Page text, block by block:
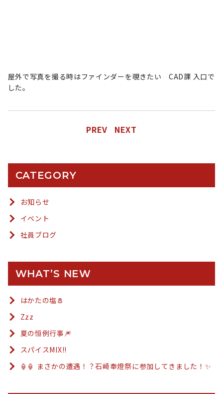
屋外で写真を撮る時はファインダーを覗きたい CAD課 入口で
した。
PREV NEXT
CATEGORY
お知らせ
イベント
社員ブログ
WHAT’S NEW
はかたの塩🧂
Zzz
夏の恒例行事🎆
スパイスMIX!!
🏮🏮 まさかの遭遇！？石崎奉燈祭に参加してきました！✨